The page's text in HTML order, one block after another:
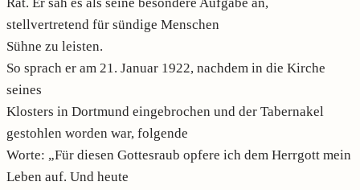
stellvertretend für sündige Menschen
Sühne zu leisten.
So sprach er am 21. Januar 1922, nachdem in die Kirche
seines
Klosters in Dortmund eingebrochen und der Tabernakel
gestohlen worden war, folgende
Worte: „Für diesen Gottesraub opfere ich dem Herrgott mein
Leben auf. Und heute